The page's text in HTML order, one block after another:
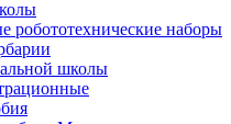
робототехнические наборы
школы